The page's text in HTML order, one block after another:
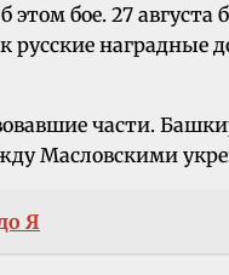
этом бое. 27
наградные
части.
Масловскими
Я